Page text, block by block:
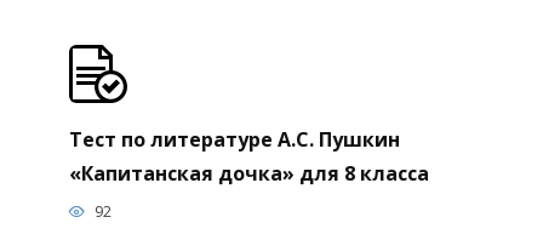
Тест по литературе А.С. Пушкин
«Капитанская дочка» для 8 класса
92